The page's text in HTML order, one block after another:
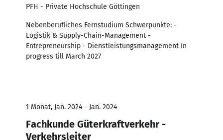
PFH - Private Hochschule Göttingen
Nebenberufliches Fernstudium Schwerpunkte: -
Logistik & Supply-Chain-Management -
Entrepreneurship - Dienstleistungsmanagement In
progress till March 2027
1 Monat, Jan. 2024 - Jan. 2024
Fachkunde Güterkraftverkehr -
Verkehrsleiter